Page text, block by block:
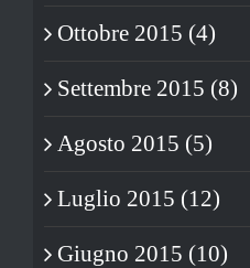
Ottobre 2015 (4)
Settembre 2015 (8)
Agosto 2015 (5)
Luglio 2015 (12)
Giugno 2015 (10)